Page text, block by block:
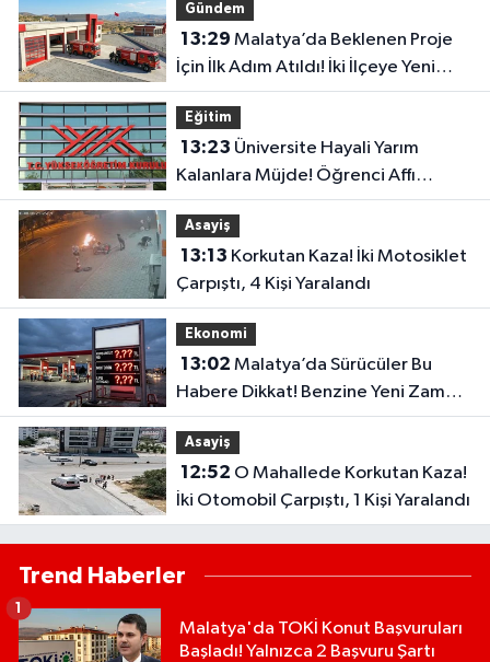
Gündem
13:29
İçin İlk Adım Atıldı! İki İlçeye Yeni
İtfaiye Binası
Eğitim
13:23
Kalanlara Müjde! Öğrenci Affı
Resmen Başladı
Asayiş
13:13
Çarpıştı, 4 Kişi Yaralandı
Ekonomi
13:02
Habere Dikkat! Benzine Yeni Zam
Kapıda
Asayiş
12:52
İki Otomobil Çarpıştı, 1 Kişi Yaralandı
Trend Haberler
Malatya'da TOKİ Konut Başvuruları
Başladı! Yalnızca 2 Başvuru Şartı
1